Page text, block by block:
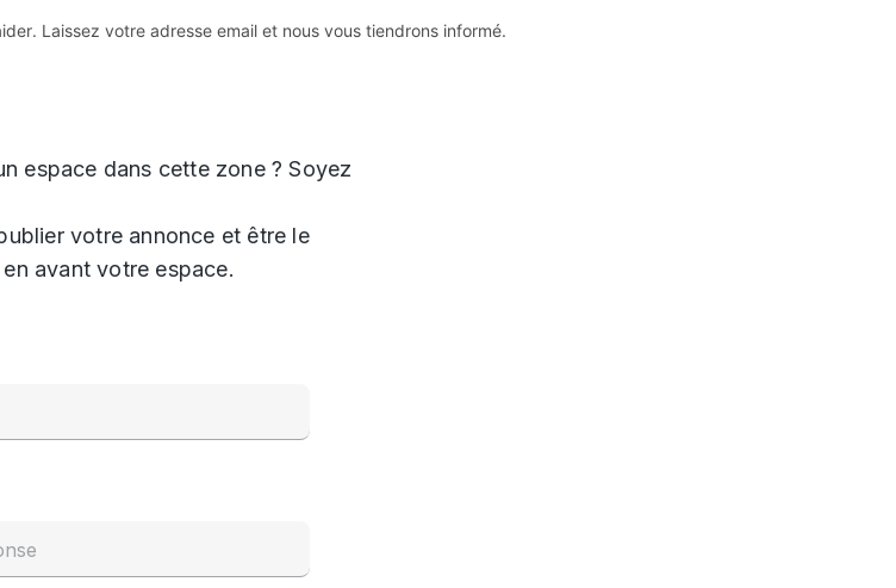
Laissez votre adresse email et nous vous tiendrons informé.